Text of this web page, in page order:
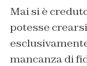
Mai si è
potesse
mancanza di